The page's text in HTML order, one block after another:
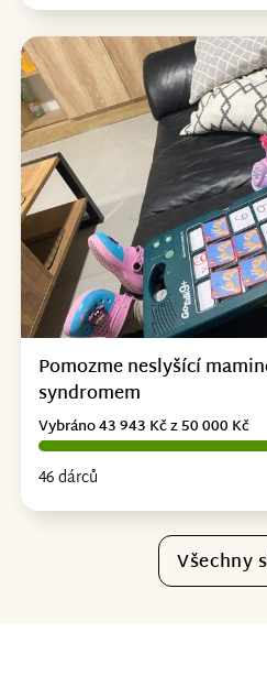
Pomozme neslyšící
syndromem
46 dárců
Vybráno 43 943 Kč z 50 000 Kč
Všechny